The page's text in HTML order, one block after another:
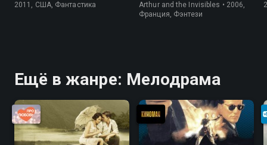
2011, США, Фантастика
Arthur and the Invisibles • 2006,
Франция, Фэнтези
Ещё в жанре: Мелодрама